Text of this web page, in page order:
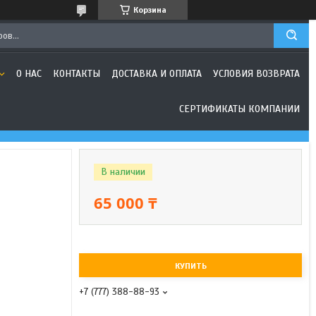
Корзина
О НАС КОНТАКТЫ ДОСТАВКА И ОПЛАТА УСЛОВИЯ ВОЗВРАТА
СЕРТИФИКАТЫ КОМПАНИИ
В наличии
65 000 ₸
КУПИТЬ
+7 (777) 388-88-93